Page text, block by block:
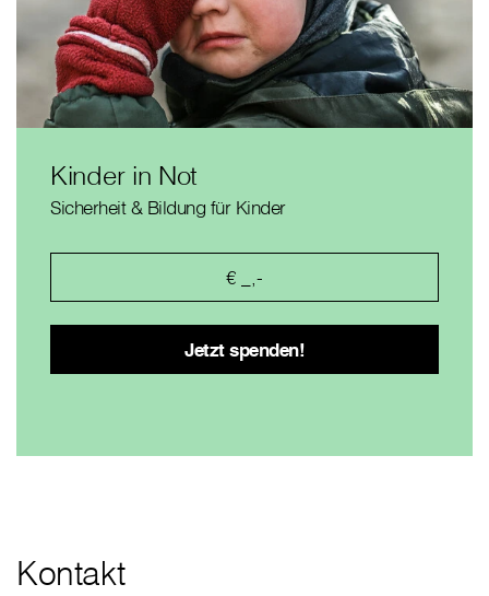
Kinder in Not
Sicherheit & Bildung für Kinder
Kontakt